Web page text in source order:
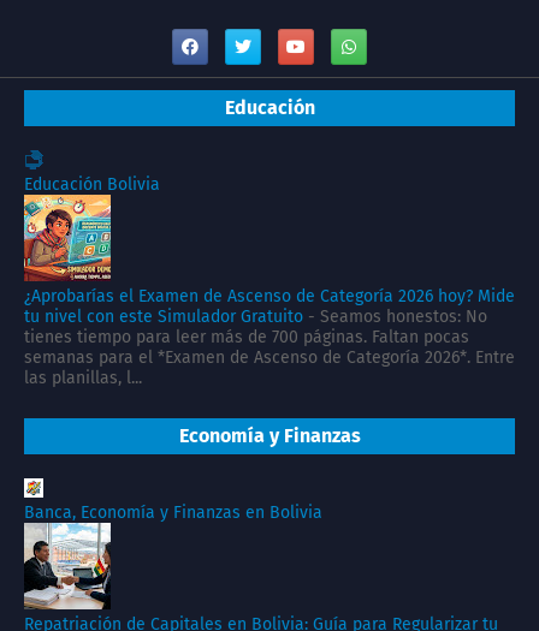
Educación
Educación Bolivia
¿Aprobarías el Examen de Ascenso de Categoría 2026 hoy? Mide
tu nivel con este Simulador Gratuito - Seamos honestos: No
tienes tiempo para leer más de 700 páginas. Faltan pocas
semanas para el *Examen de Ascenso de Categoría 2026*. Entre
las planillas, l...
Economía y Finanzas
Banca, Economía y Finanzas en Bolivia
Repatriación de Capitales en Bolivia: Guía para Regularizar tu